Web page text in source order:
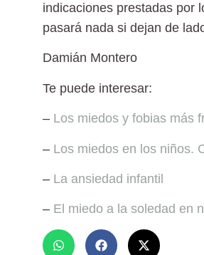
indicaciones prestadas por
pasará nada si dejan de
Damián Montero
Te puede interesar:
– Los miedos y fobias más
– Los miedos en los niños.
– La ansiedad infantil
– El miedo a la soledad en